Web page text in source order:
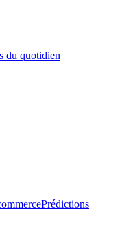
du quotidien
Prédictions